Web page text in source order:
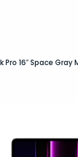
Pro 16″ Space Gray